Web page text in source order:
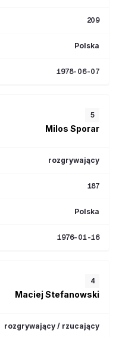
209
Polska
1978-06-07
5
Milos Sporar
rozgrywający
187
Polska
1976-01-16
4
Maciej Stefanowski
rozgrywający / rzucający